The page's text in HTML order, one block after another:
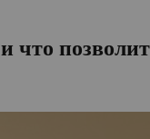
что